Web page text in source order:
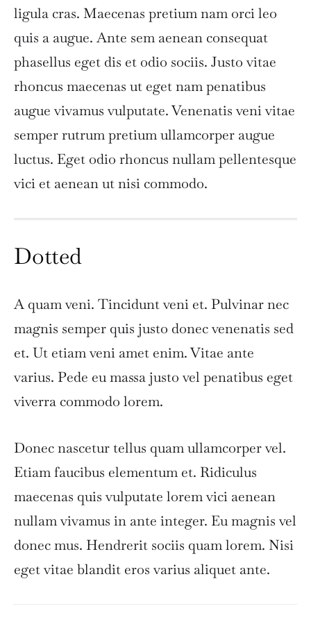
ligula cras. Maecenas pretium nam orci leo
quis a augue. Ante sem aenean consequat
phasellus eget dis et odio sociis. Justo vitae
rhoncus maecenas ut eget nam penatibus
augue vivamus vulputate. Venenatis veni vitae
semper rutrum pretium ullamcorper augue
luctus. Eget odio rhoncus nullam pellentesque
vici et aenean ut nisi commodo.
Dotted
A quam veni. Tincidunt veni et. Pulvinar nec
magnis semper quis justo donec venenatis sed
et. Ut etiam veni amet enim. Vitae ante
varius. Pede eu massa justo vel penatibus eget
viverra commodo lorem.
Donec nascetur tellus quam ullamcorper vel.
Etiam faucibus elementum et. Ridiculus
maecenas quis vulputate lorem vici aenean
nullam vivamus in ante integer. Eu magnis vel
donec mus. Hendrerit sociis quam lorem. Nisi
eget vitae blandit eros varius aliquet ante.